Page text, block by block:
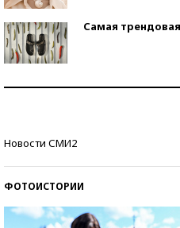
Самая
Новости СМИ2
ФОТОИСТОРИИ